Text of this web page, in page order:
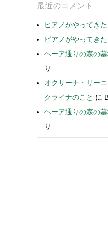
最近のコメント
ピアノがやってきた
ピアノがやってきた
ヘーア通りの森の墓
り
オクサーナ・リー
クライナのこと に
ヘーア通りの森の墓
り